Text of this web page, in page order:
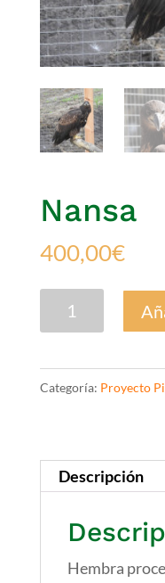
Nansa
400,00€
Nansa
cantidad
Categoría: Proyecto
Descripción
Hembra